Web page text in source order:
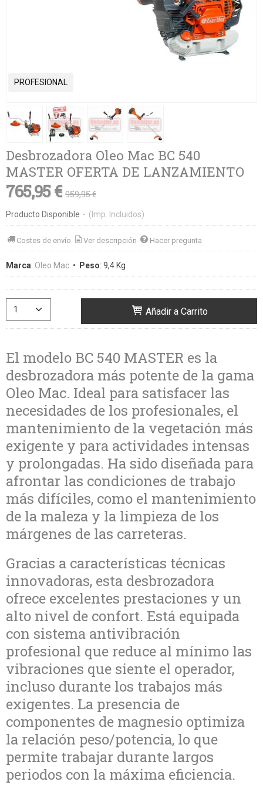
PROFESIONAL
Desbrozadora Oleo Mac BC 540
MASTER OFERTA DE LANZAMIENTO
765,95 € 959,95 €
Producto Disponible - (Imp. Incluidos)
Costes de envío Ver descripción Hacer pregunta
Marca: Oleo Mac • Peso: 9,4 Kg
Añadir a Carrito
El modelo BC 540 MASTER es la
desbrozadora más potente de la gama
Oleo Mac. Ideal para satisfacer las
necesidades de los profesionales, el
mantenimiento de la vegetación más
exigente y para actividades intensas
y prolongadas. Ha sido diseñada para
afrontar las condiciones de trabajo
más difíciles, como el mantenimiento
de la maleza y la limpieza de los
márgenes de las carreteras.
Gracias a características técnicas
innovadoras, esta desbrozadora
ofrece excelentes prestaciones y un
alto nivel de confort. Está equipada
con sistema antivibración
profesional que reduce al mínimo las
vibraciones que siente el operador,
incluso durante los trabajos más
exigentes. La presencia de
componentes de magnesio optimiza
la relación peso/potencia, lo que
permite trabajar durante largos
periodos con la máxima eficiencia.